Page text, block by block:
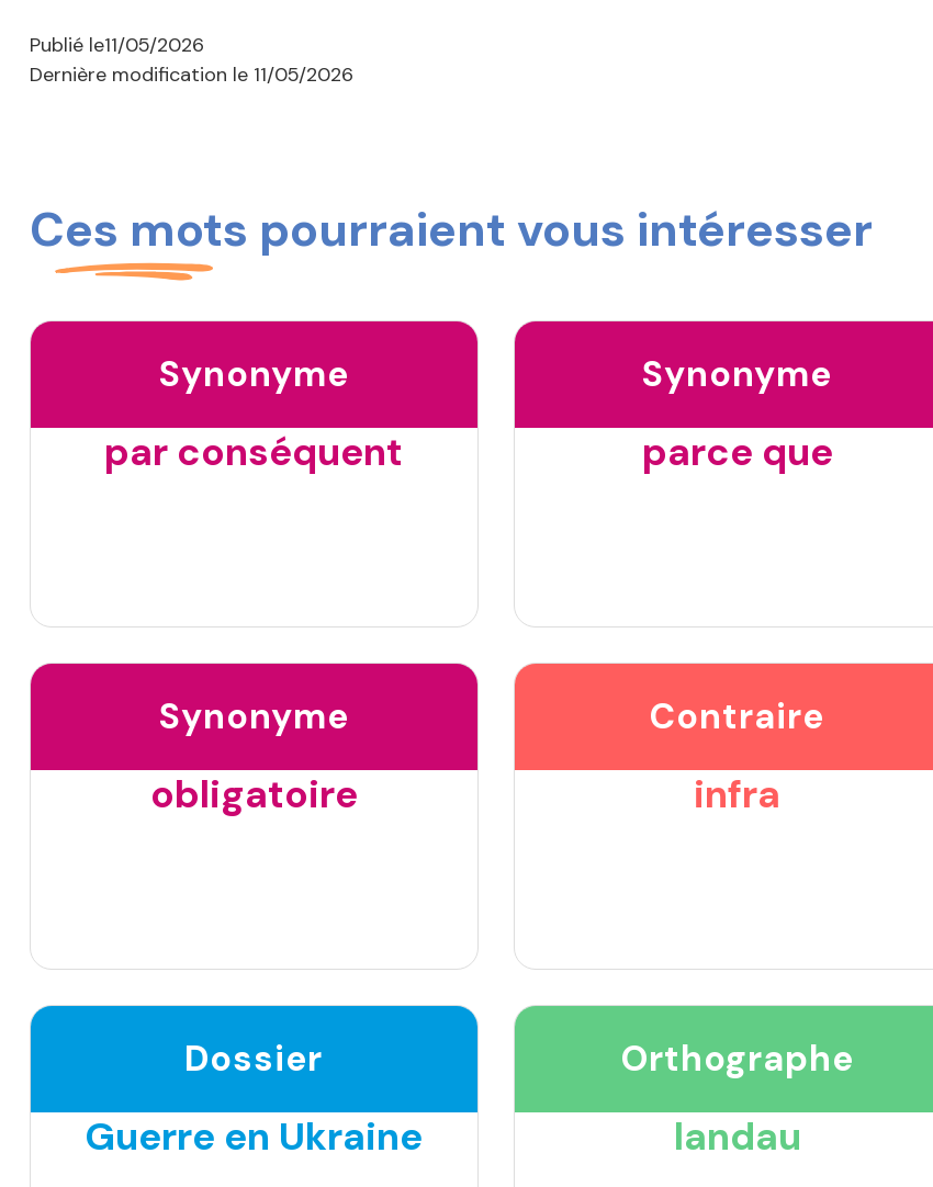
Publié le11/05/2026
Dernière modification le 11/05/2026
Ces mots pourraient vous intéresser
Synonyme
par conséquent
Synonyme
parce que
Synonyme
obligatoire
Contraire
infra
Dossier
Guerre en Ukraine
Orthographe
landau